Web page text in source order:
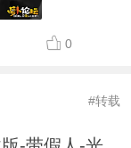
0
#转载